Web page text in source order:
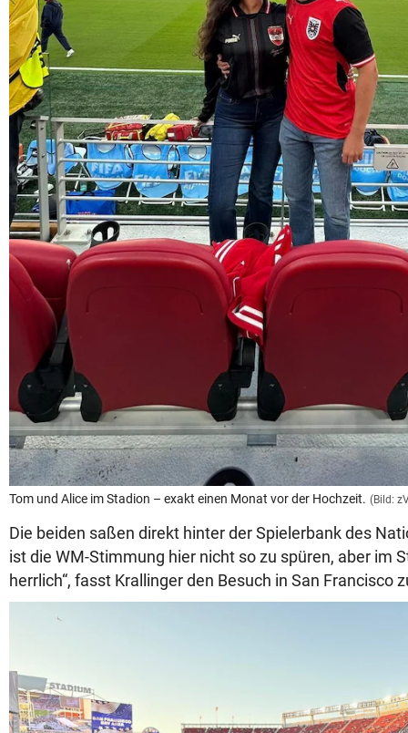
Tom und Alice im Stadion – exakt einen Monat vor der Hochzeit. (Bild:
Die beiden saßen direkt hinter der Spielerbank des
ist die WM-Stimmung hier nicht so zu spüren, aber im
herrlich“, fasst Krallinger den Besuch in San Francisco